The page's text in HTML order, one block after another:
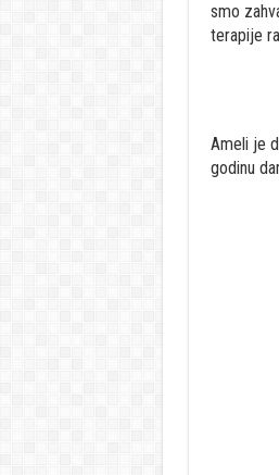
smo
terapije
Ameli je
godinu